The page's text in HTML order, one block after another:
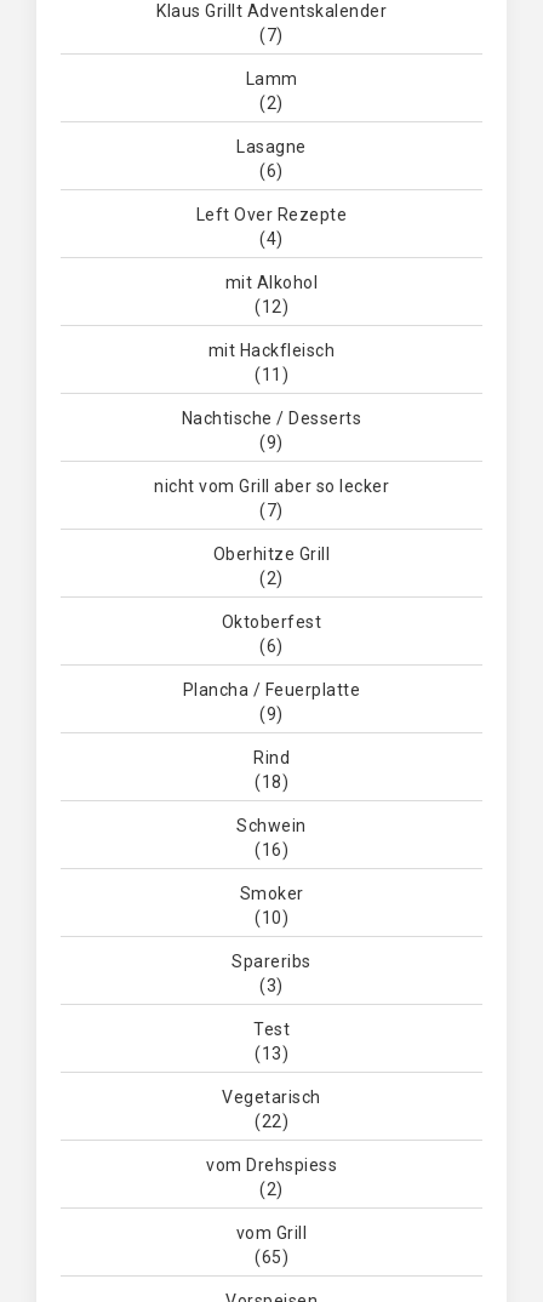
Klaus Grillt Adventskalender
(7)
Lamm
(2)
Lasagne
(6)
Left Over Rezepte
(4)
mit Alkohol
(12)
mit Hackfleisch
(11)
Nachtische / Desserts
(9)
nicht vom Grill aber so lecker
(7)
Oberhitze Grill
(2)
Oktoberfest
(6)
Plancha / Feuerplatte
(9)
Rind
(18)
Schwein
(16)
Smoker
(10)
Spareribs
(3)
Test
(13)
Vegetarisch
(22)
vom Drehspiess
(2)
vom Grill
(65)